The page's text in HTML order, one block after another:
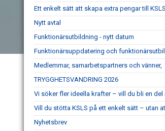
Ett enkelt sätt att skapa extra pengar till
Nytt avtal
Funktionärsutbildning - nytt datum
Funktionärsuppdatering och
Medlemmar, samarbetspartners och vänner,
TRYGGHETSVANDRING 2026
Vi söker fler ideella krafter – vill du bli en del
Vill du stötta KSLS på ett enkelt sätt – utan
Nyhetsbrev